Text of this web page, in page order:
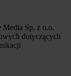
Media Sp. z o.o.
dotyczących